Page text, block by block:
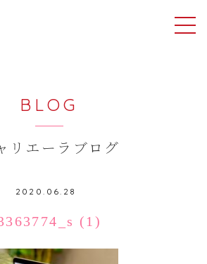
BLOG
リエーラブログ
2020.06.28
(1)